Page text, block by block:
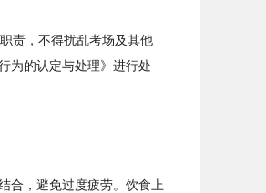
责，不得扰乱考场及其他
为的认定与处理》进行处
合，避免过度疲劳。饮食上